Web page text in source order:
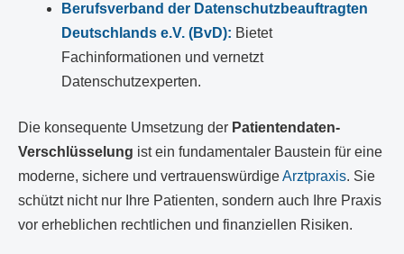
Berufsverband der Datenschutzbeauftragten
Deutschlands e.V. (BvD): Bietet
Fachinformationen und vernetzt
Datenschutzexperten.
Die konsequente Umsetzung der Patientendaten-
Verschlüsselung ist ein fundamentaler Baustein für eine
moderne, sichere und vertrauenswürdigeArztpraxis. Sie
schützt nicht nur Ihre Patienten, sondern auch Ihre Praxis
vor erheblichen rechtlichen und finanziellen Risiken.